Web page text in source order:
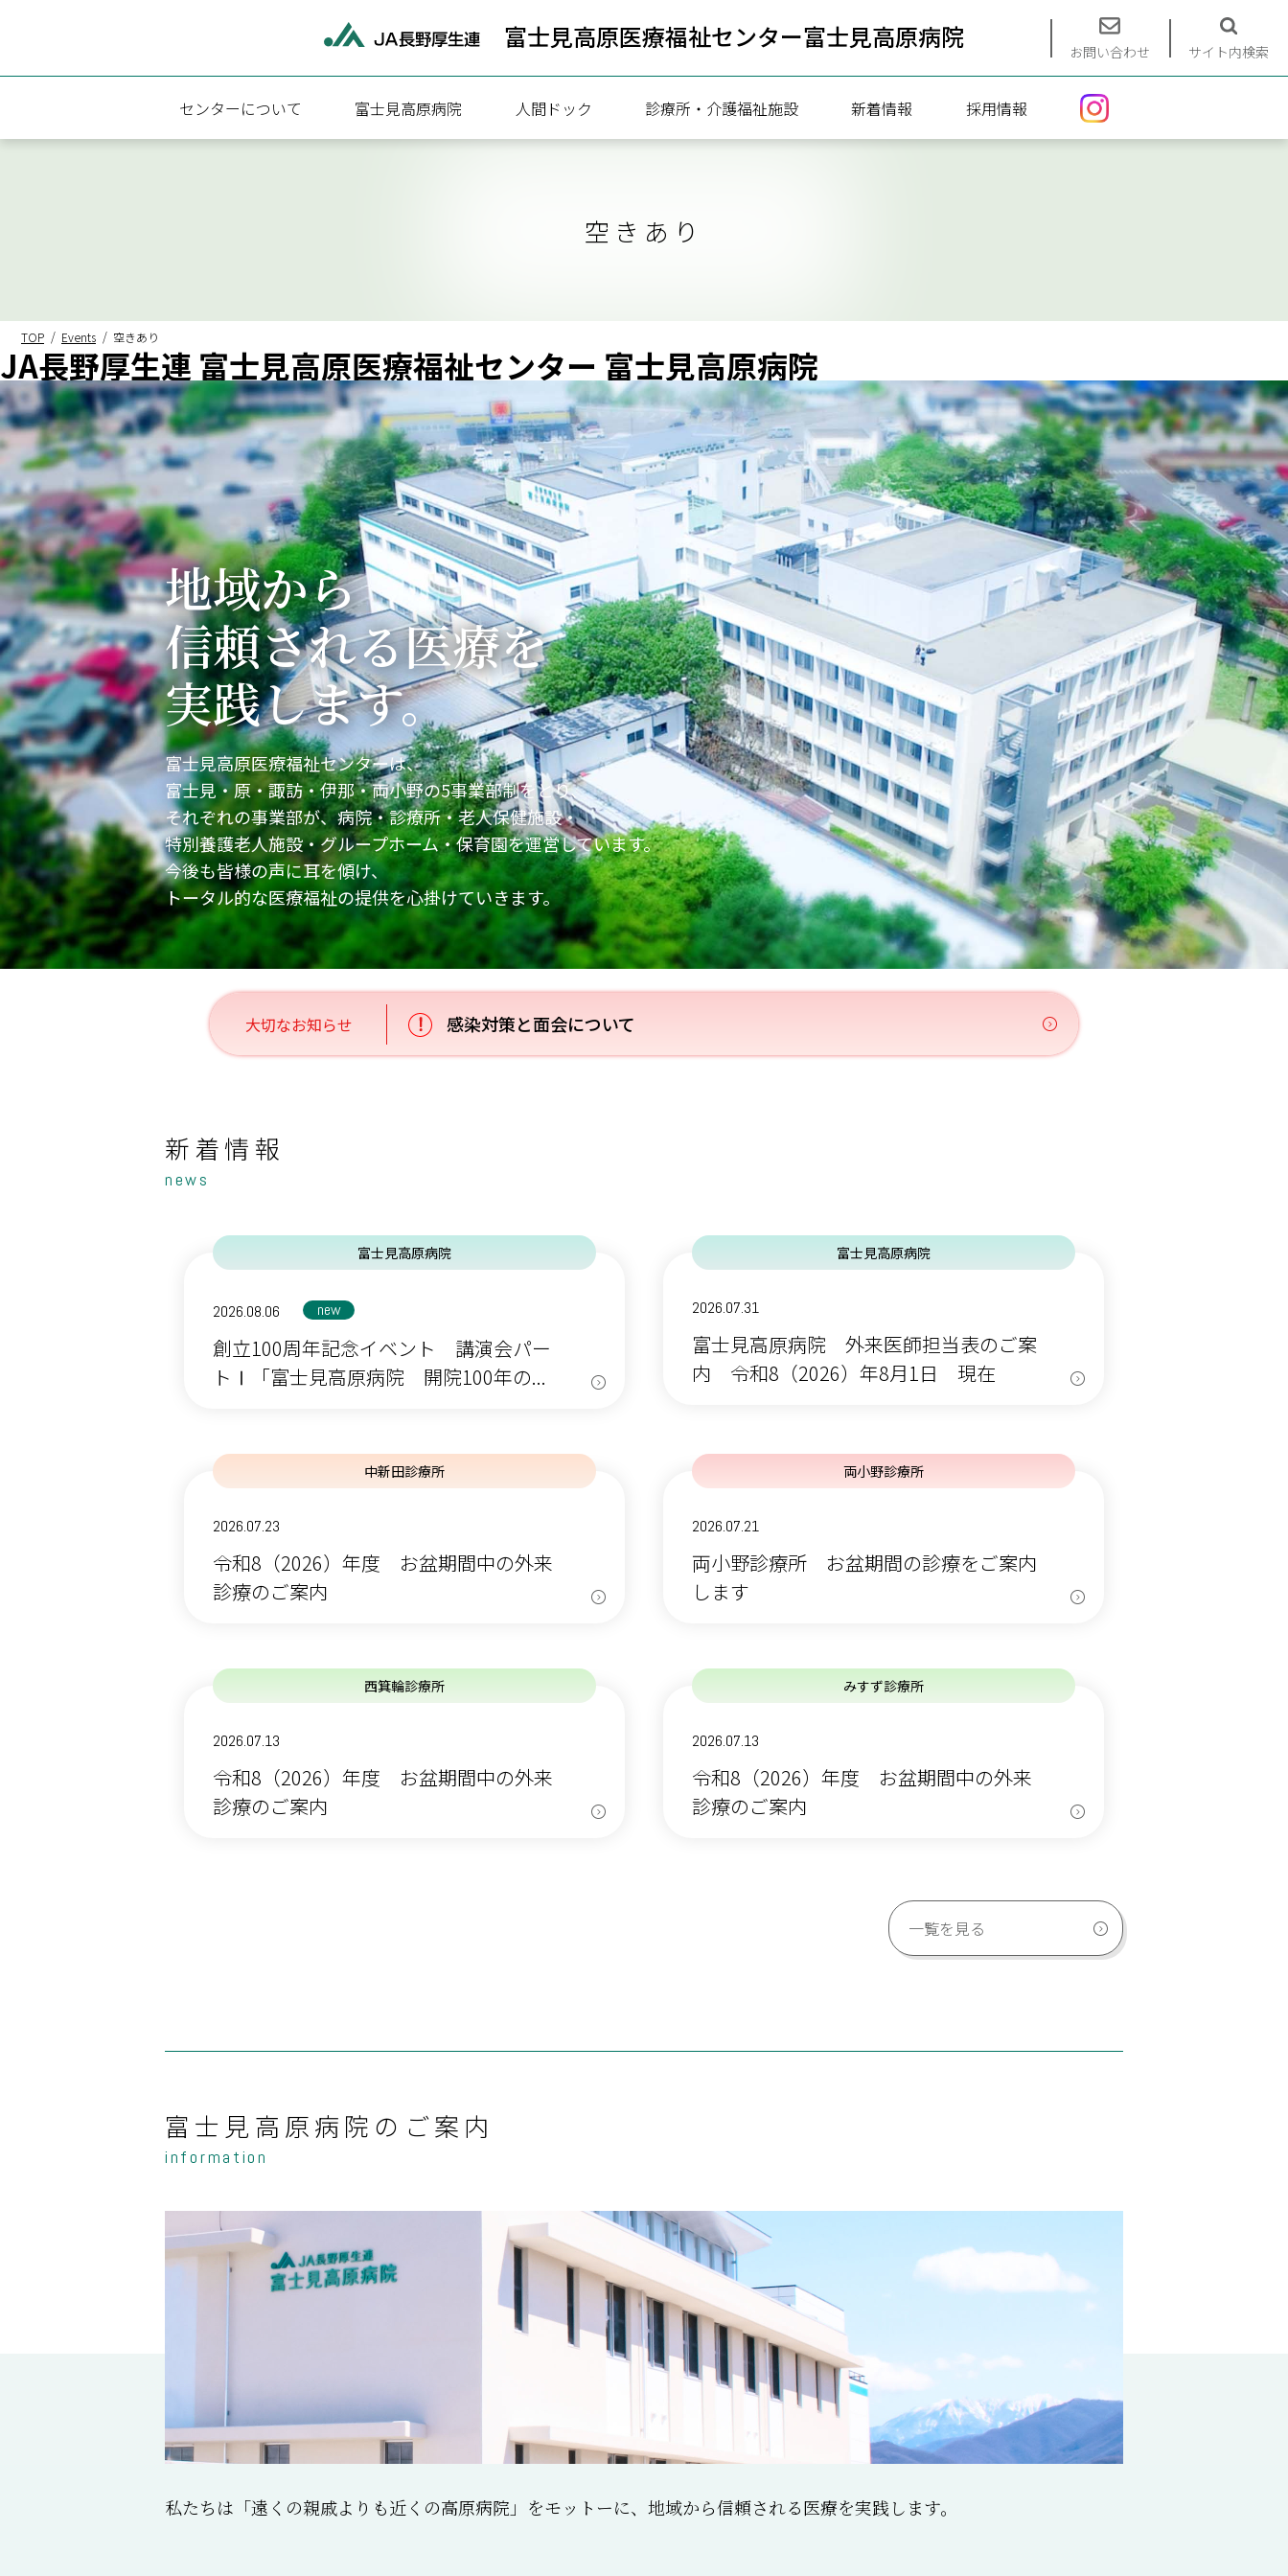
富士見高原医療福祉センター富士見高原病院 お問い合わせ サイト内検索
センターについて 富士見高原病院
医療相談
検査のご案内（連携医療機関向け）
人工透析のご案内
外来栄養指導のご案内
救急医療への取り組み
ご予約について
旧富士見高原療養所資料館のご案内
人間ドック
一泊ドック予約状況
診療所・介護福祉施設 新着情報 採用情報
空きあり
TOP Events 空きあり
JA長野厚生連 富士見高原医療福祉センター 富士見高原病院
地域から
信頼される医療を
実践します。
富士見高原医療福祉センターは、
富士見・原・諏訪・伊那・両小野の5事業部制をとり、
それぞれの事業部が、病院・診療所・老人保健施設・
特別養護老人施設・グループホーム・保育園を運営しています。
今後も皆様の声に耳を傾け、
トータル的な医療福祉の提供を心掛けていきます。
感染対策と面会について
新着情報
news
富士見高原病院
2026.08.06 new
創立100周年記念イベント 講演会パー
トⅠ「富士見高原病院 開院100年の...
富士見高原病院
2026.07.31
富士見高原病院 外来医師担当表のご案
内 令和8（2026）年8月1日 現在
中新田診療所
2026.07.23
令和8（2026）年度 お盆期間中の外来
診療のご案内
両小野診療所
2026.07.21
両小野診療所 お盆期間の診療をご案内
します
西箕輪診療所
2026.07.13
令和8（2026）年度 お盆期間中の外来
診療のご案内
みすず診療所
2026.07.13
令和8（2026）年度 お盆期間中の外来
診療のご案内
一覧を見る
富士見高原病院のご案内
information
私たちは「遠くの親戚よりも近くの高原病院」をモットーに、地域から信頼される医療を実践します。